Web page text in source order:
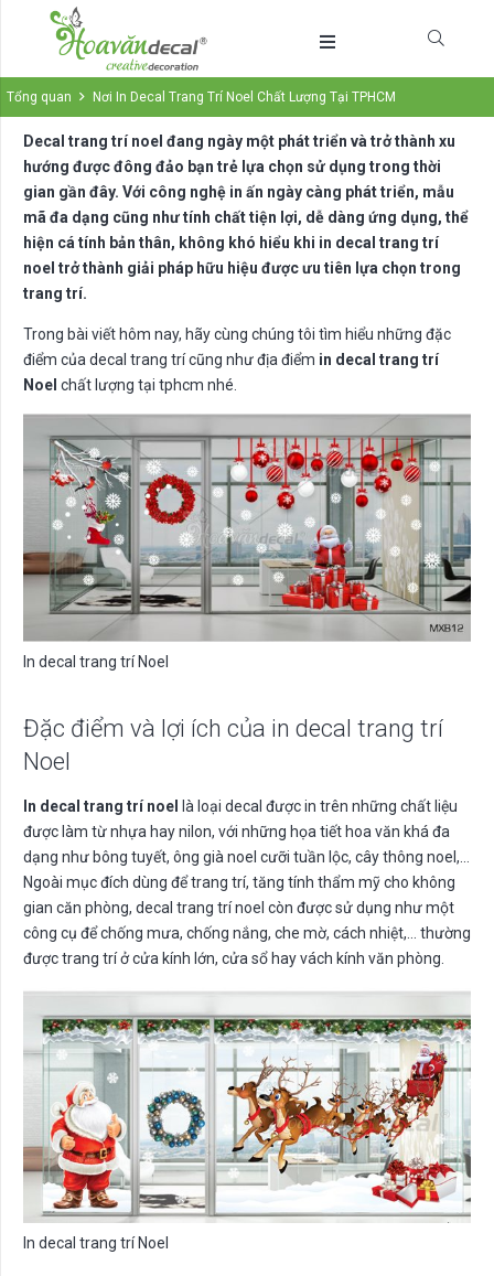
Tổng quan Nơi In Decal Trang Trí Noel Chất Lượng Tại TPHCM
Decal trang trí noel đang ngày một phát triển và trở thành xu
hướng được đông đảo bạn trẻ lựa chọn sử dụng trong thời
gian gần đây. Với công nghệ in ấn ngày càng phát triển, mẫu
mã đa dạng cũng như tính chất tiện lợi, dễ dàng ứng dụng, thể
hiện cá tính bản thân, không khó hiểu khi in decal trang trí
noel trở thành giải pháp hữu hiệu được ưu tiên lựa chọn trong
trang trí.
Trong bài viết hôm nay, hãy cùng chúng tôi tìm hiểu những đặc
điểm của decal trang trí cũng như địa điểm in decal trang trí
Noel chất lượng tại tphcm nhé.
In decal trang trí Noel
Đặc điểm và lợi ích của in decal trang trí
Noel
In decal trang trí noel
là loại decal được in trên những chất liệu
được làm từ nhựa hay nilon, với những họa tiết hoa văn khá đa
dạng như bông tuyết, ông già noel cưỡi tuần lộc, cây thông noel,…
Ngoài mục đích dùng để trang trí, tăng tính thẩm mỹ cho không
gian căn phòng, decal trang trí noel còn được sử dụng như một
công cụ để chống mưa, chống nắng, che mờ, cách nhiệt,… thường
được trang trí ở cửa kính lớn, cửa sổ hay vách kính văn phòng.
In decal trang trí Noel